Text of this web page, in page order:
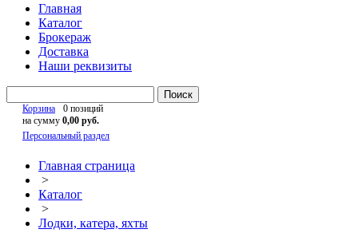
Главная
Каталог
Брокераж
Доставка
Наши реквизиты
Поиск
Корзина
0 позиций
на сумму 0,00 руб.
Персональный раздел
Главная страница
>
Каталог
>
Лодки, катера, яхты